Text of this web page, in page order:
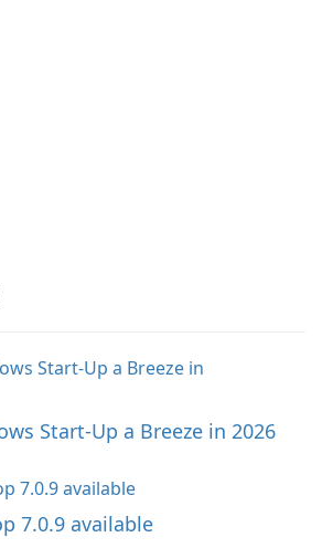
Start-Up a Breeze in 2026
7.0.9 available